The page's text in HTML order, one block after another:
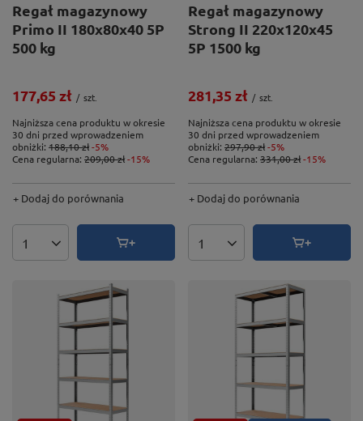
Regał magazynowy
Primo II 180x80x40 5P
500 kg
177,65 zł / szt.
Najniższa cena produktu w okresie
30 dni przed wprowadzeniem
obniżki: 188,10 zł-5%
Cena regularna: 209,00 zł-15%
+ Dodaj do porównania
Ilość produktów
Regał magazynowy
Strong II 220x120x45
5P 1500 kg
281,35 zł / szt.
Najniższa cena produktu w okresie
30 dni przed wprowadzeniem
obniżki: 297,90 zł-5%
Cena regularna: 331,00 zł-15%
+ Dodaj do porównania
Ilość produktów